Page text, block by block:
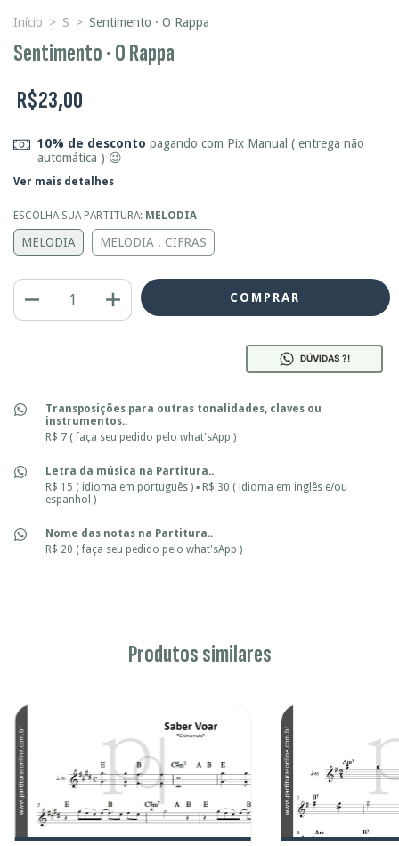
Início > S > Sentimento · O Rappa
Sentimento · O Rappa
R$23,00
10% de desconto pagando com Pix Manual ( entrega não
automática ) 😉
Ver mais detalhes
ESCOLHA SUA PARTITURA: MELODIA
MELODIA MELODIA . CIFRAS
DÚVIDAS ?!
Transposições para outras tonalidades, claves ou
instrumentos..
R$ 7 ( faça seu pedido pelo what'sApp )
Letra da música na Partitura..
R$ 15 ( idioma em português ) ▪ R$ 30 ( idioma em inglês e/ou
espanhol )
Nome das notas na Partitura..
R$ 20 ( faça seu pedido pelo what'sApp )
Produtos similares